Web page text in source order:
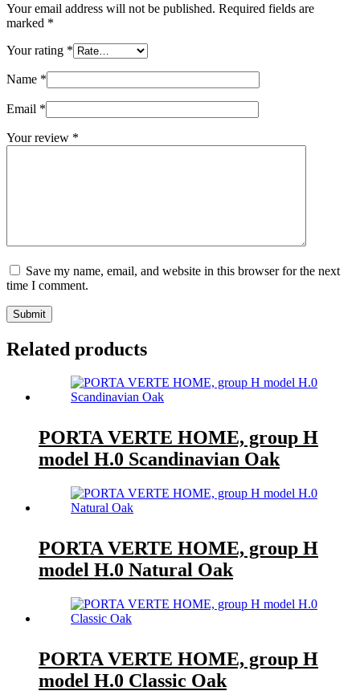
Your email address will not be published. Required fields are
marked *
Your rating *
Name *
Email *
Your review *
Save my name, email, and website in this browser for the next
time I comment.
Submit
Related products
PORTA VERTE HOME, group H
model H.0 Scandinavian Oak
PORTA VERTE HOME, group H
model H.0 Natural Oak
PORTA VERTE HOME, group H
model H.0 Classic Oak